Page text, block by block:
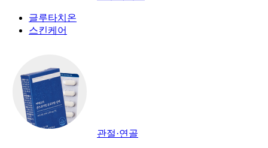
글루타치온
스킨케어
관절·연골